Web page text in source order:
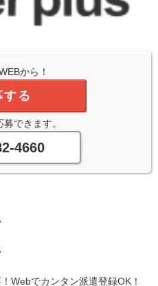
から！
する
できます。
4660
でカンタン派遣登録OK！